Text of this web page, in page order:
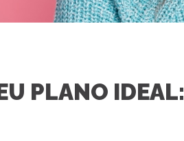
PLANO IDEAL: